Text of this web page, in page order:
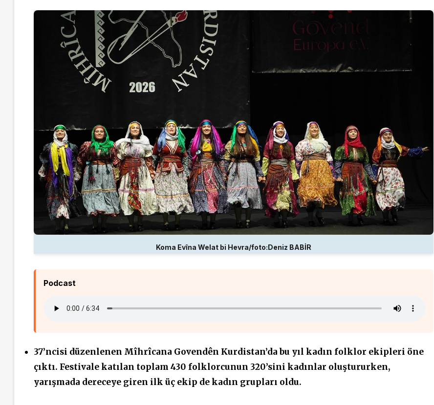
Koma Evîna Welat bi Hevra/foto:Deniz BABİR
Podcast
37’ncisi düzenlenen Mîhrîcana Govendên Kurdistan’da bu yıl kadın folklor ekipleri öne
çıktı. Festivale katılan toplam 430 folklorcunun 320’sini kadınlar oluştururken,
yarışmada dereceye giren ilk üç ekip de kadın grupları oldu.